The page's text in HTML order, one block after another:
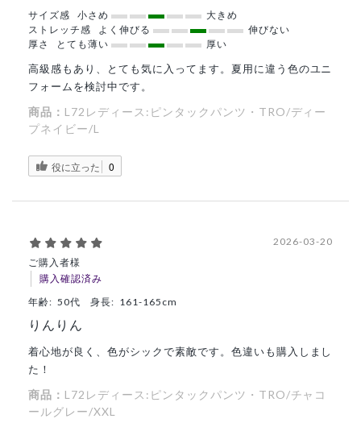
サイズ感
小さめ
大きめ
ストレッチ感
よく伸びる
伸びない
厚さ
とても薄い 厚い
高級感もあり、とても気に入ってます。夏用に違う色のユニ
フォームを検討中です。
商品： L72レディース:ピンタックパンツ・TRO/ディー
プネイビー/L
役に立った 0
ご購入者様
購入確認済み
2026-03-20
年齢: 50代 身長: 161-165cm
りんりん
着心地が良く、色がシックで素敵です。色違いも購入しまし
た！
商品： L72レディース:ピンタックパンツ・TRO/チャコ
ールグレー/XXL